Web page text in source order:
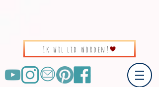
Ik wil lid worden!